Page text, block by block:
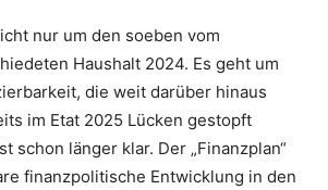
nur um den soeben vom
Haushalt 2024. Es geht um
die weit darüber hinaus
im Etat 2025 Lücken gestopft
schon länger klar. Der „Finanzplan“
finanzpolitische Entwicklung in den